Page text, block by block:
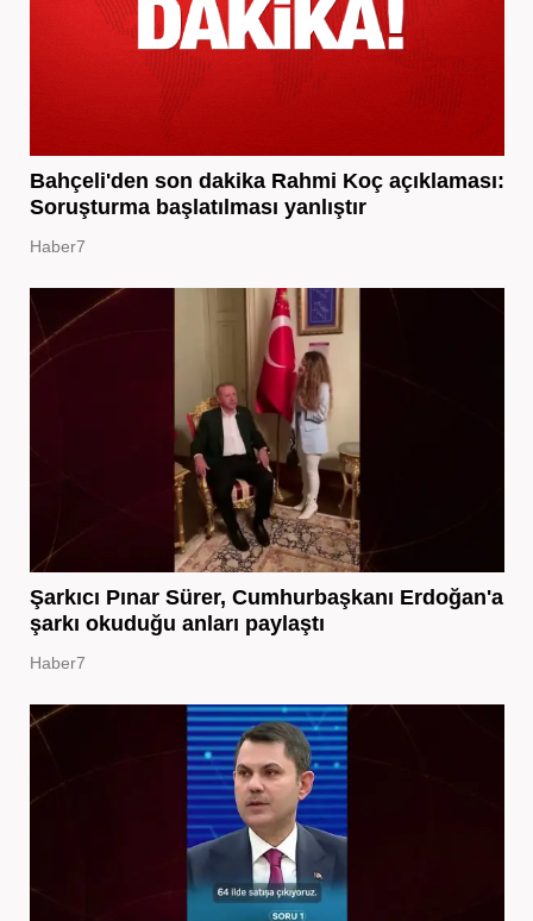
Bahçeli'den son dakika Rahmi Koç açıklaması:
Soruşturma başlatılması yanlıştır
Haber7
Şarkıcı Pınar Sürer, Cumhurbaşkanı Erdoğan'a
şarkı okuduğu anları paylaştı
Haber7